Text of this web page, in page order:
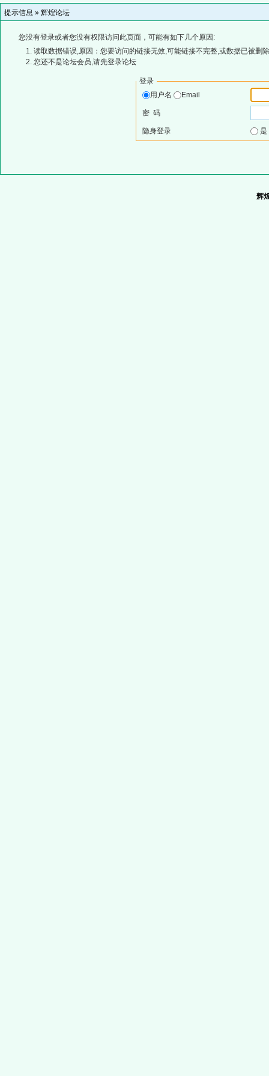
提示信息 » 辉煌论坛
您没有登录或者您没有权限访问此页面，可能有如下几个原因:
读取数据错误,原因：您要访问的链接无效,可能链接不完整,或数据已被删
您还不是论坛会员,请先登录论坛
登录
用户名
Email
密 码
隐身登录
辉